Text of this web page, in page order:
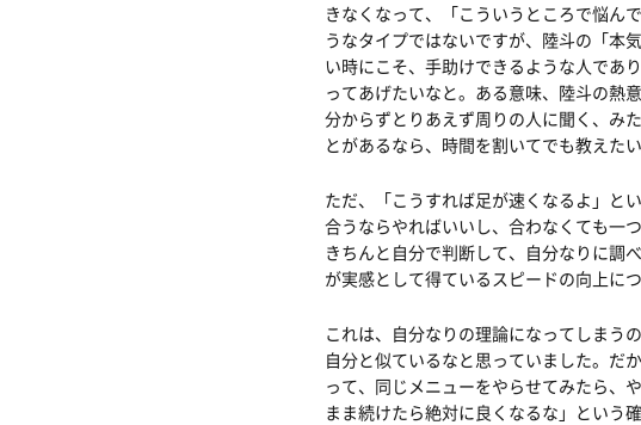
きなくなって、「こういうところで悩ん
うなタイプではないですが、陸斗の「本
い時にこそ、手助けできるような人であ
ってあげたいなと。ある意味、陸斗の熱
分からずとりあえず周りの人に聞く、み
とがあるなら、時間を割いてでも教えた
ただ、「こうすれば足が速くなるよ」と
合うならやればいいし、合わなくても一
きちんと自分で判断して、自分なりに調
が実感として得ているスピードの向上に
これは、自分なりの理論になってしまう
自分と似ているなと思っていました。だ
って、同じメニューをやらせてみたら、
まま続けたら絶対に良くなるな」という